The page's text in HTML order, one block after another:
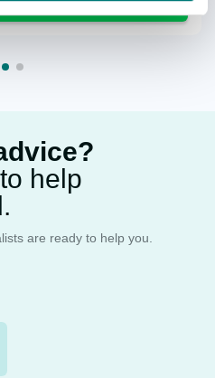
help
are ready to help you.